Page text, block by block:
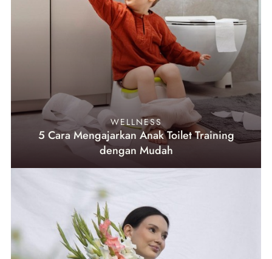
WELLNESS
5 Cara Mengajarkan Anak Toilet Training
dengan Mudah